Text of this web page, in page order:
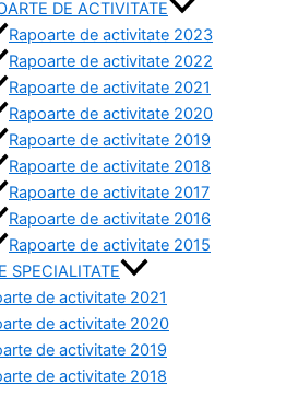
DE ACTIVITATE
Rapoarte de activitate 2023
Rapoarte de activitate 2022
Rapoarte de activitate 2021
Rapoarte de activitate 2020
Rapoarte de activitate 2019
Rapoarte de activitate 2018
Rapoarte de activitate 2017
Rapoarte de activitate 2016
Rapoarte de activitate 2015
SPECIALITATE
de activitate 2021
de activitate 2020
de activitate 2019
de activitate 2018